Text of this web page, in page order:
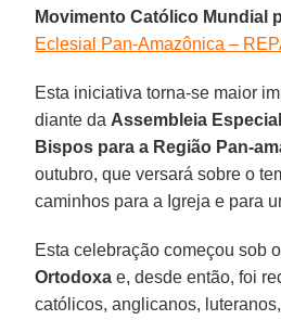
Movimento Católico Mundial
Eclesial Pan-Amazônica –
Esta iniciativa torna-se maior
diante da Assembleia
Bispos para a Região Pan-
outubro, que versará sobre o
caminhos para a Igreja e para
Esta celebração começou sob
Ortodoxa e, desde então, foi
católicos, anglicanos,